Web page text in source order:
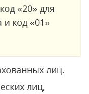
«20» для
и код «01»
лиц.
лиц,